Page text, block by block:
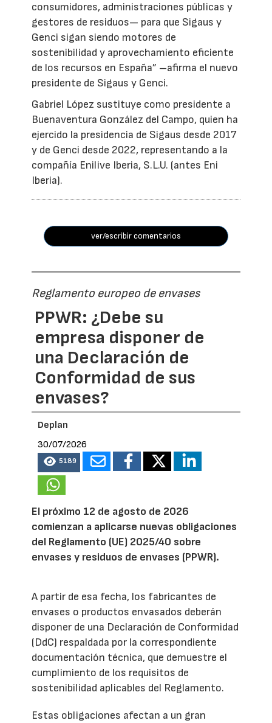
consumidores, administraciones públicas y
gestores de residuos— para que Sigaus y
Genci sigan siendo motores de
sostenibilidad y aprovechamiento eficiente
de los recursos en España” –afirma el nuevo
presidente de Sigaus y Genci.
Gabriel López sustituye como presidente a
Buenaventura González del Campo, quien ha
ejercido la presidencia de Sigaus desde 2017
y de Genci desde 2022, representando a la
compañía Enilive Iberia, S.L.U. (antes Eni
Iberia).
ver/escribir comentarios
Reglamento europeo de envases
PPWR: ¿Debe su
empresa disponer de
una Declaración de
Conformidad de sus
envases?
Deplan
30/07/2026
5189
El próximo 12 de agosto de 2026
comienzan a aplicarse nuevas obligaciones
del Reglamento (UE) 2025/40 sobre
envases y residuos de envases (PPWR).
A partir de esa fecha, los fabricantes de
envases o productos envasados deberán
disponer de una Declaración de Conformidad
(DdC) respaldada por la correspondiente
documentación técnica, que demuestre el
cumplimiento de los requisitos de
sostenibilidad aplicables del Reglamento.
Estas obligaciones afectan a un gran